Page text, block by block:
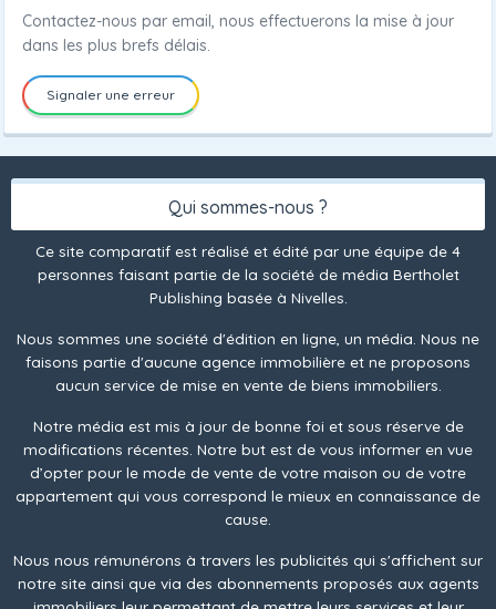
Contactez-nous par email, nous effectuerons la mise à jour
dans les plus brefs délais.
Signaler une erreur
Qui sommes-nous ?
Ce site comparatif est réalisé et édité par une équipe de 4
personnes faisant partie de la société de média Bertholet
Publishing basée à Nivelles.
Nous sommes une société d'édition en ligne, un média. Nous ne
faisons partie d'aucune agence immobilière et ne proposons
aucun service de mise en vente de biens immobiliers.
Notre média est mis à jour de bonne foi et sous réserve de
modifications récentes. Notre but est de vous informer en vue
d’opter pour le mode de vente de votre maison ou de votre
appartement qui vous correspond le mieux en connaissance de
cause.
Nous nous rémunérons à travers les publicités qui s'affichent sur
notre site ainsi que via des abonnements proposés aux agents